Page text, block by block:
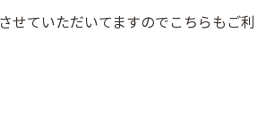
させていただいてますのでこちらもご利